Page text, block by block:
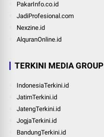
PakarInfo.co.id
JadiProfesional.com
Nexzine.id
AlquranOnline.id
TERKINI MEDIA GROUP
IndonesiaTerkini.id
JatimTerkini.id
JatengTerkini.id
JogjaTerkini.id
BandungTerkini.id